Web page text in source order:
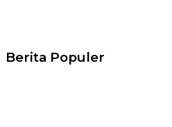
Berita Populer